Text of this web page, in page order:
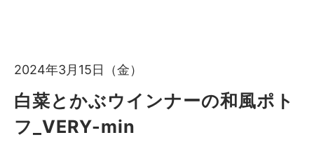
2024年3月15日（金）
白菜とかぶウインナーの和風ポト
フ_VERY-min